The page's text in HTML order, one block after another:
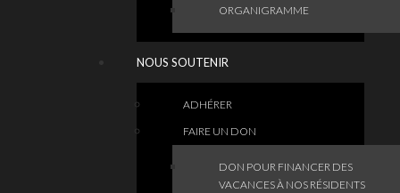
ORGANIGRAMME
NOUS SOUTENIR
ADHÉRER
FAIRE UN DON
DON POUR FINANCER DES
VACANCES À NOS RÉSIDENTS